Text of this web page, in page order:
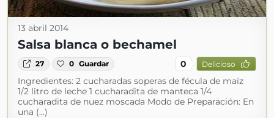
13 abril 2014
Salsa blanca o bechamel
27 0 Guardar 0 Delicioso
Ingredientes: 2 cucharadas soperas de fécula de maíz
1/2 litro de leche 1 cucharadita de manteca 1/4
cucharadita de nuez moscada Modo de Preparación: En
una (...)